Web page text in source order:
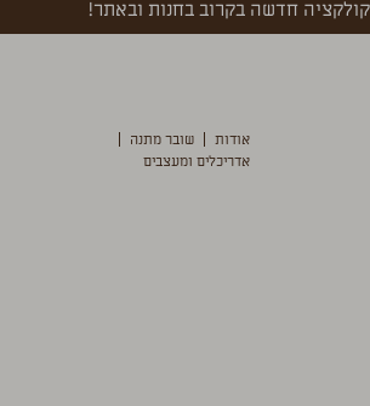
קולקציה חדשה בקרוב בחנות ובאתר!
אודות
שובר מתנה
אדריכלים ומעצבים